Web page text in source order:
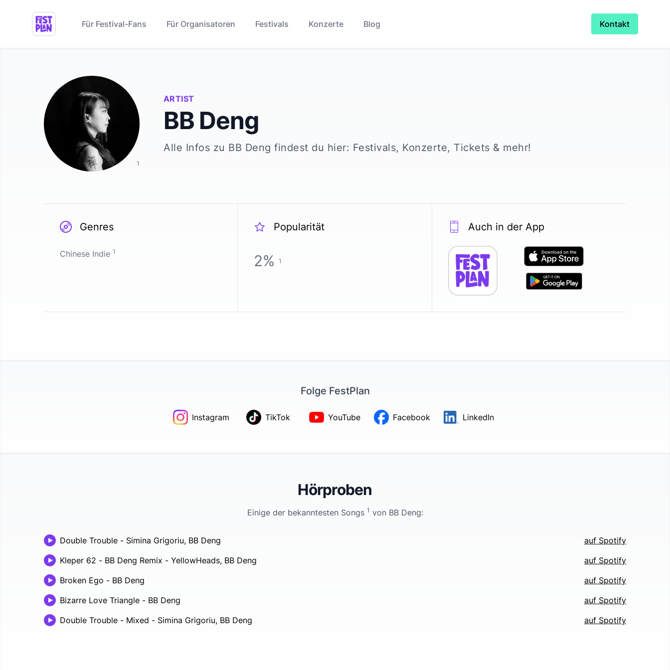
Für Festival-Fans Für Organisatoren Festivals Konzerte Blog Kontakt
ARTIST
BB Deng
Alle Infos zu BB Deng findest du hier: Festivals, Konzerte, Tickets & mehr!
1
Genres
Chinese Indie 1
Popularität
2% 1
Auch in der App
Folge FestPlan
Instagram TikTok YouTube Facebook LinkedIn
Hörproben
Einige der bekanntesten Songs 1 von BB Deng:
Double Trouble - Simina Grigoriu, BB Deng
auf Spotify
Kleper 62 - BB Deng Remix - YellowHeads, BB Deng
auf Spotify
Broken Ego - BB Deng
auf Spotify
Bizarre Love Triangle - BB Deng
auf Spotify
Double Trouble - Mixed - Simina Grigoriu, BB Deng auf Spotify